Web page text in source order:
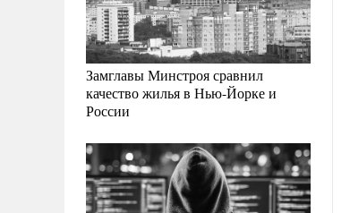
Замглавы Минстроя сравнил
качество жилья в Нью-Йорке и
России